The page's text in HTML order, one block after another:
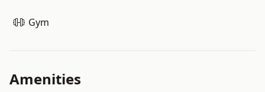
Gym
Amenities